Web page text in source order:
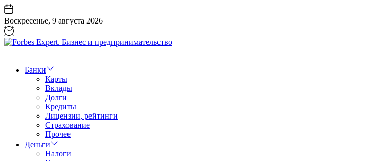
Перейти
к
содержанию
Воскресенье, 9 августа 2026
Бизнес
предпринимательство
Банки
Карты
Вклады
Долги
Кредиты
Лицензии, рейтинги
Страхование
Прочее
Деньги
Налоги